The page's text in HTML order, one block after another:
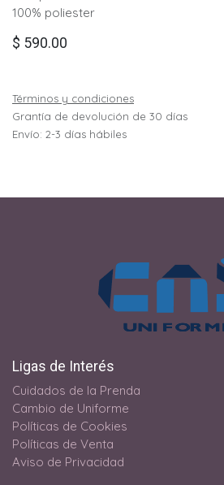
100% poliester
$ 590.00
Términos y condiciones
Grantía de devolución de 30 días
Envío: 2-3 días hábiles
Ligas de Interés
Cuidados de la Prenda
Cambio de Uniforme
Políticas de Cookies
Políticas de Venta
Aviso de Privacidad